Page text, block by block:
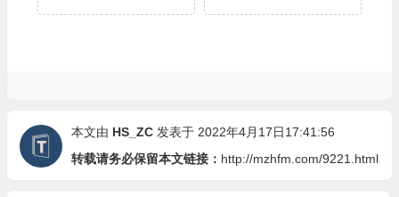
本文由 HS_ZC发表于 2022年4月17日17:41:56
转载请务必保留本文链接： http://mzhfm.com/9221.html